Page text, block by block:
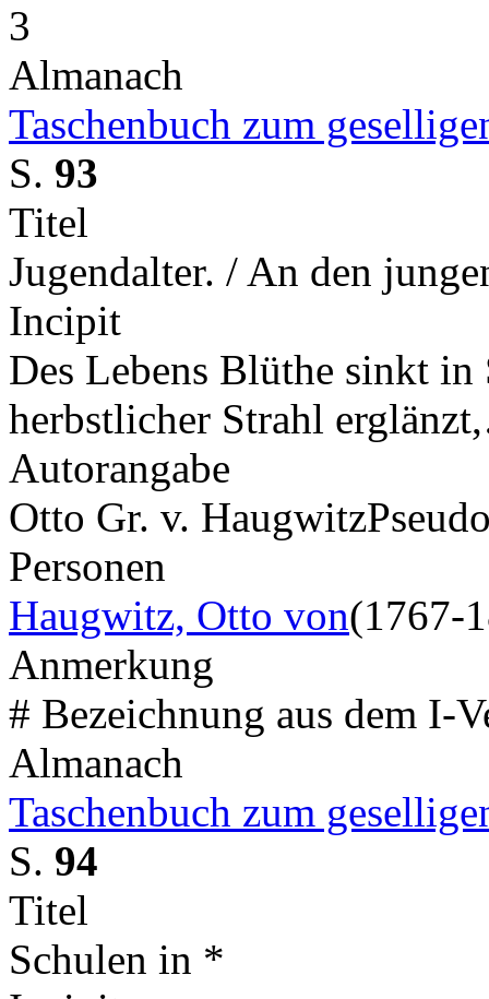
3
Almanach
Taschenbuch zum
S. 93
Titel
Jugendalter. / An den
Incipit
Des Lebens Blüthe sinkt in
herbstlicher Strahl
Autorangabe
Otto Gr. v. Haugwitz
Personen
Haugwitz, Otto von(1767-
Anmerkung
# Bezeichnung aus dem I-
Almanach
Taschenbuch zum
S. 94
Titel
Schulen in *